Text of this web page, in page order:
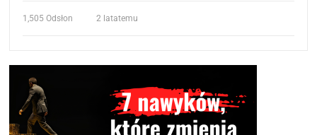
1,505 Odsłon 2 latatemu